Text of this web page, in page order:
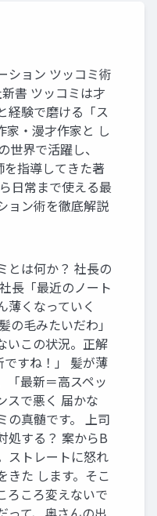
ション ツッコミ術
書 ツッコミは才
経験で磨ける「ス
家・漫才作家と し
世界で活躍し、
指導してきた著
日常まで使える最
ョン術を徹底解説
とは何か？ 社長の
長「最近のノート
薄くなっていく
の毛みたいだわ」
いこの状況。正解
すね！」 髪が薄
「最新＝高スペッ
スで悪く 届かな
の真髄です。 上司
処する？ 案からB
ストレートに怒れ
きた します。そこ
ころ変えないで